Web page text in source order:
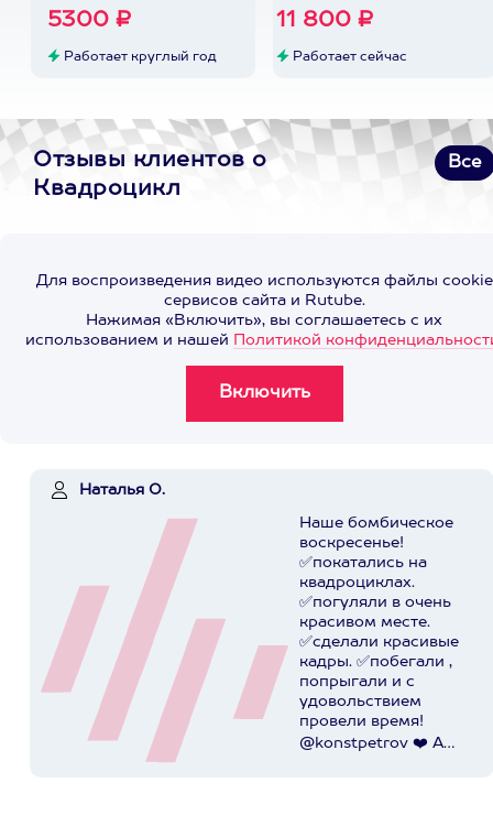
5300 ₽
Работает круглый год
11 800 ₽
Работает сейчас
Отзывы клиентов о
Квадроцикл
Все
Для воспроизведения видео используются файлы cookie
сервисов сайта и Rutube.
Нажимая «Включить», вы соглашаетесь с их
использованием и нашей Политикой
Наталья О.
Наше бомбическое
воскресенье!
✅покатались на
квадроциклах.
✅погуляли в очень
красивом месте.
✅сделали красивые
кадры. ✅побегали ,
попрыгали и с
удовольствием
провели время!
@konstpetrov ❤️ А